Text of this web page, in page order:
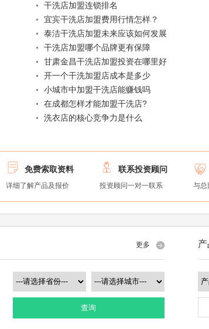
干洗店加盟连锁排名
宜宾干洗店加盟费用行情怎样？
泰洁干洗店加盟未来应该如何发展
干洗店加盟哪个品牌更有保障
甘肃金昌干洗店加盟投资在哪里好
开一个干洗加盟店成本是多少
小城市中加盟干洗店能赚钱吗
在成都怎样才能加盟干洗店?
洗衣店的核心竞争力是什么
 免费索取资料
详细了解产品及报价
 联系投资顾问
投资顾问一对一联系

与总
更多
查询